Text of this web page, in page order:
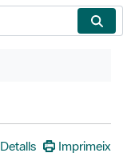
Detalls Imprimeix